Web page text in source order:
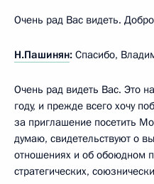
Очень рад Вас видеть.
Н.Пашинян: Спасибо,
Очень рад видеть Вас. Это
году, и прежде всего хочу
за приглашение посетить
думаю, свидетельствуют о
отношениях и об обоюдном
стратегических,